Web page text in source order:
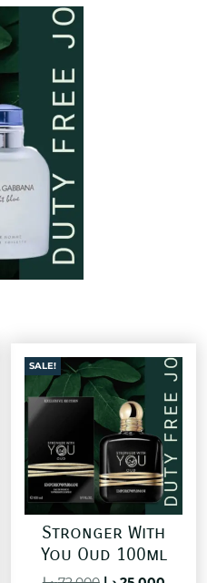
SALE!
Stronger With
You Oud 100ml